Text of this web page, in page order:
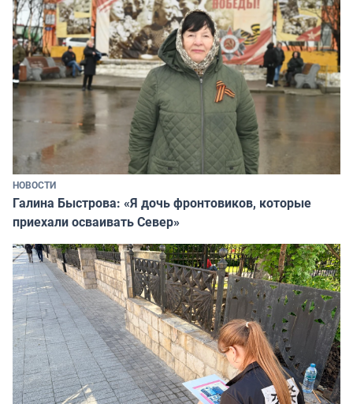
НОВОСТИ
Галина Быстрова: «Я дочь фронтовиков, которые
приехали осваивать Север»